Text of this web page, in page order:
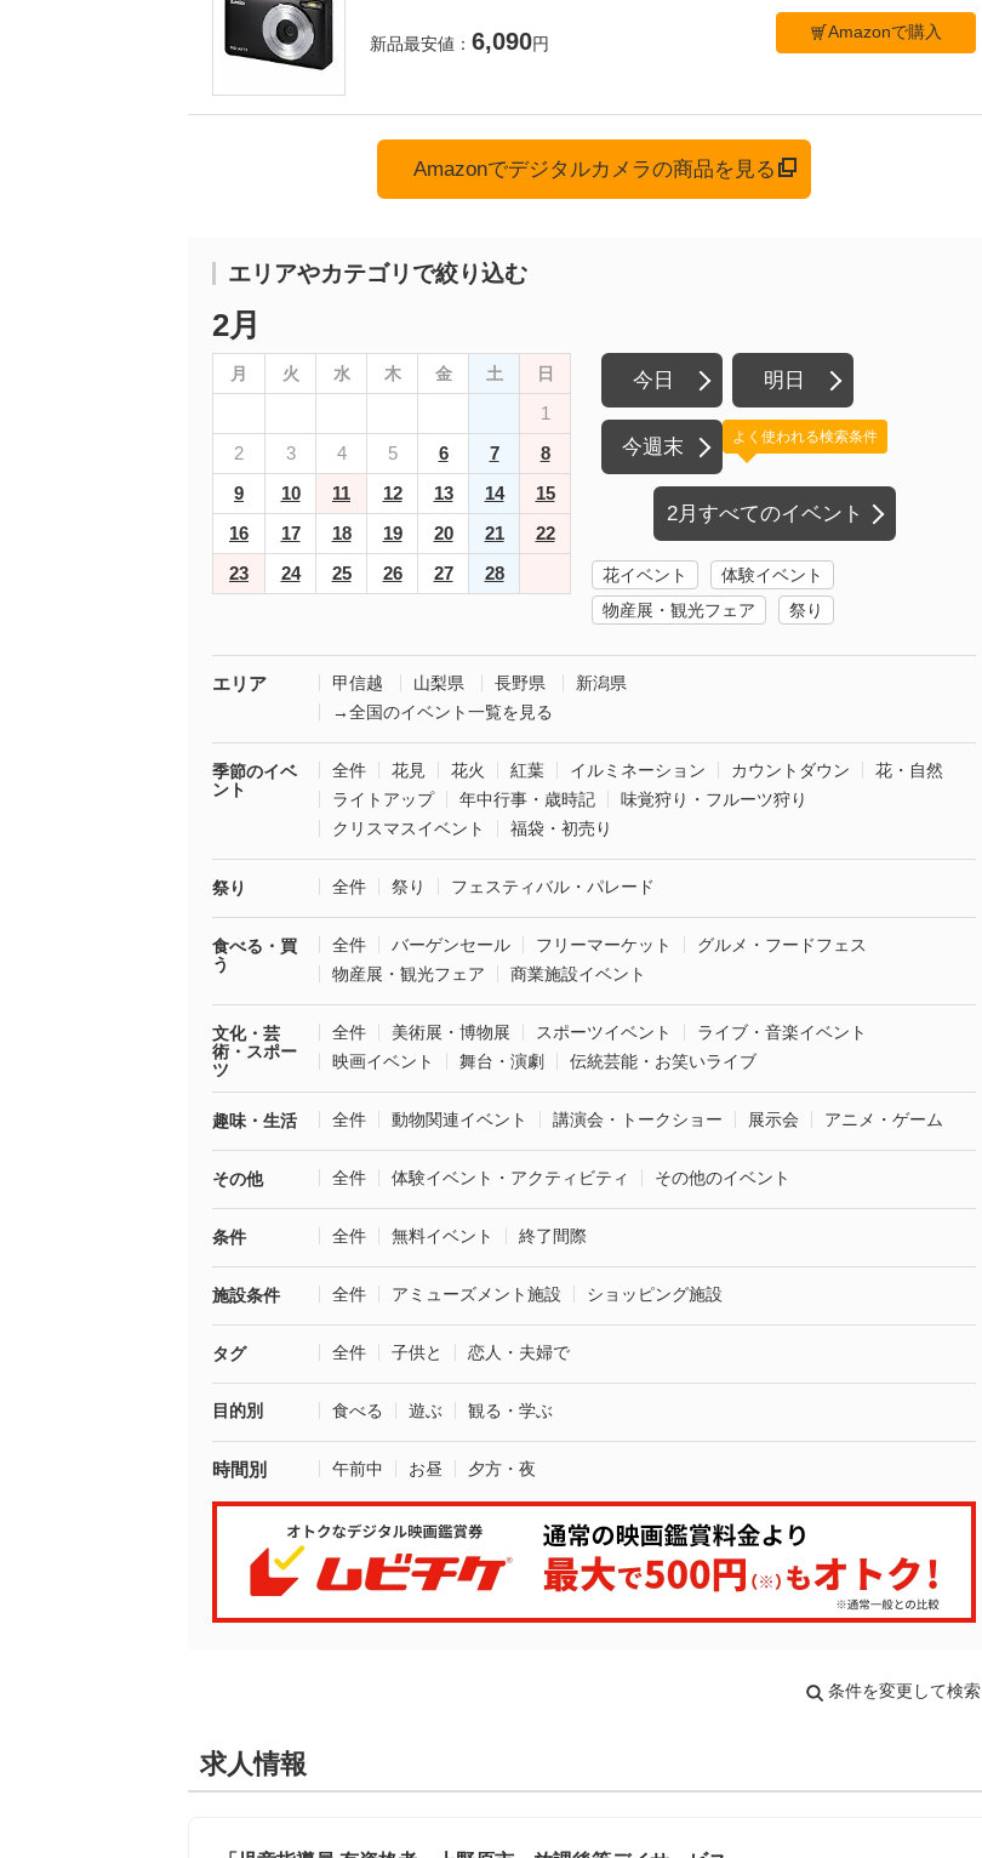
新品最安値： 6,090円
Amazonで購入
Amazonでデジタルカメラの商品を見る
エリアやカテゴリで絞り込む
2月
月 火 水 木 金 土 日
1
2
3 4 5 6 7
8
9
10 11 12 13 14
15
16
17 18 19 20 21
22
23
24 25 26 27 28
今日 明日
今週末
2月すべてのイベント
よく使われる検索条件
花イベント
体験イベント
物産展・観光フェア
祭り
エリア 甲信越 山梨県 長野県
新潟県
→全国のイベント一覧を見る
季節のイベ
ント
全件 花見 花火 紅葉 イルミネーション カウントダウン
花・自然
ライトアップ
年中行事・歳時記
味覚狩り・フルーツ狩り
クリスマスイベント
福袋・初売り
祭り 全件 祭り フェスティバル・パレード
食べる・買
う
全件 バーゲンセール フリーマーケット
グルメ・フードフェス
物産展・観光フェア
商業施設イベント
文化・芸
術・スポー
ツ
全件 美術展・博物展 スポーツイベント
ライブ・音楽イベント
映画イベント
舞台・演劇 伝統芸能・お笑いライブ
趣味・生活 全件 動物関連イベント 講演会・トークショー 展示会 アニメ・ゲーム
その他 全件 体験イベント・アクティビティ その他のイベント
条件 全件 無料イベント 終了間際
施設条件 全件 アミューズメント施設 ショッピング施設
タグ 全件 子供と 恋人・夫婦で
目的別 食べる 遊ぶ 観る・学ぶ
時間別 午前中 お昼 夕方・夜
条件を変更して検索
求人情報